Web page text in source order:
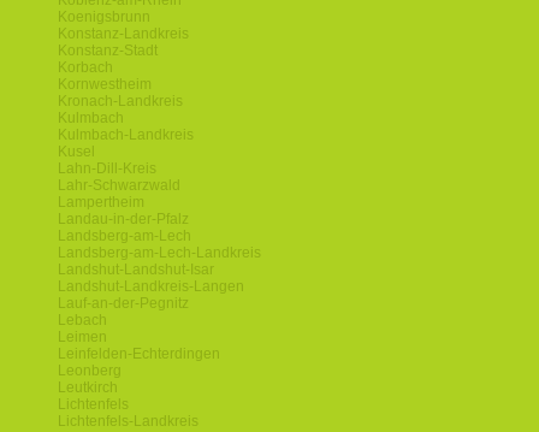
Koenigsbrunn
Konstanz-Landkreis
Konstanz-Stadt
Korbach
Kornwestheim
Kronach-Landkreis
Kulmbach
Kulmbach-Landkreis
Kusel
Lahn-Dill-Kreis
Lahr-Schwarzwald
Lampertheim
Landau-in-der-Pfalz
Landsberg-am-Lech
Landsberg-am-Lech-Landkreis
Landshut-Landshut-Isar
Landshut-Landkreis-Langen
Lauf-an-der-Pegnitz
Lebach
Leimen
Leinfelden-Echterdingen
Leonberg
Leutkirch
Lichtenfels
Lichtenfels-Landkreis